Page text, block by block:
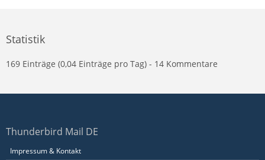
Statistik
169 Einträge (0,04 Einträge pro Tag) - 14 Kommentare
Thunderbird Mail DE
Impressum & Kontakt